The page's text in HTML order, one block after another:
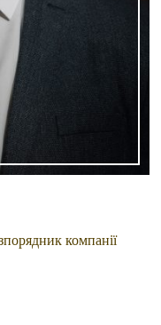
компанії